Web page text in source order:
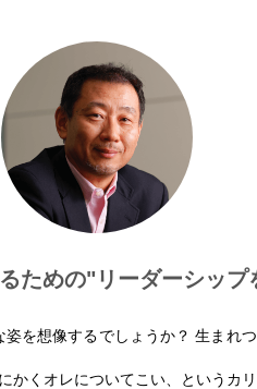
ための"リーダーシップ
を想像するでしょうか？ 生まれ
かくオレについてこい、というカ